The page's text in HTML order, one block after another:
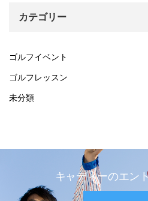
カテゴリー
ゴルフイベント
ゴルフレッスン
未分類
キャディーのエン